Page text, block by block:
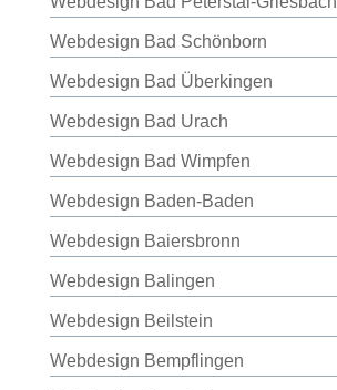
Webdesign Bad Schönborn
Webdesign Bad Überkingen
Webdesign Bad Urach
Webdesign Bad Wimpfen
Webdesign Baden-Baden
Webdesign Baiersbronn
Webdesign Balingen
Webdesign Beilstein
Webdesign Bempflingen